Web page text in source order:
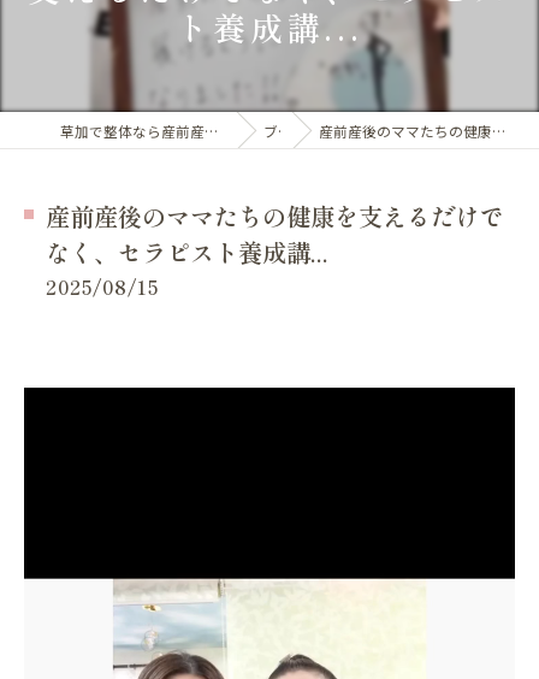
ト養成講...
草加で整体なら産前産後ケア専門 かおりビューティサロン ブログ 産前産後のママたちの健康を支えるだけでなく、セラピスト養成講...
産前産後のママたちの健康を支えるだけで
なく、セラピスト養成講...
2025/08/15